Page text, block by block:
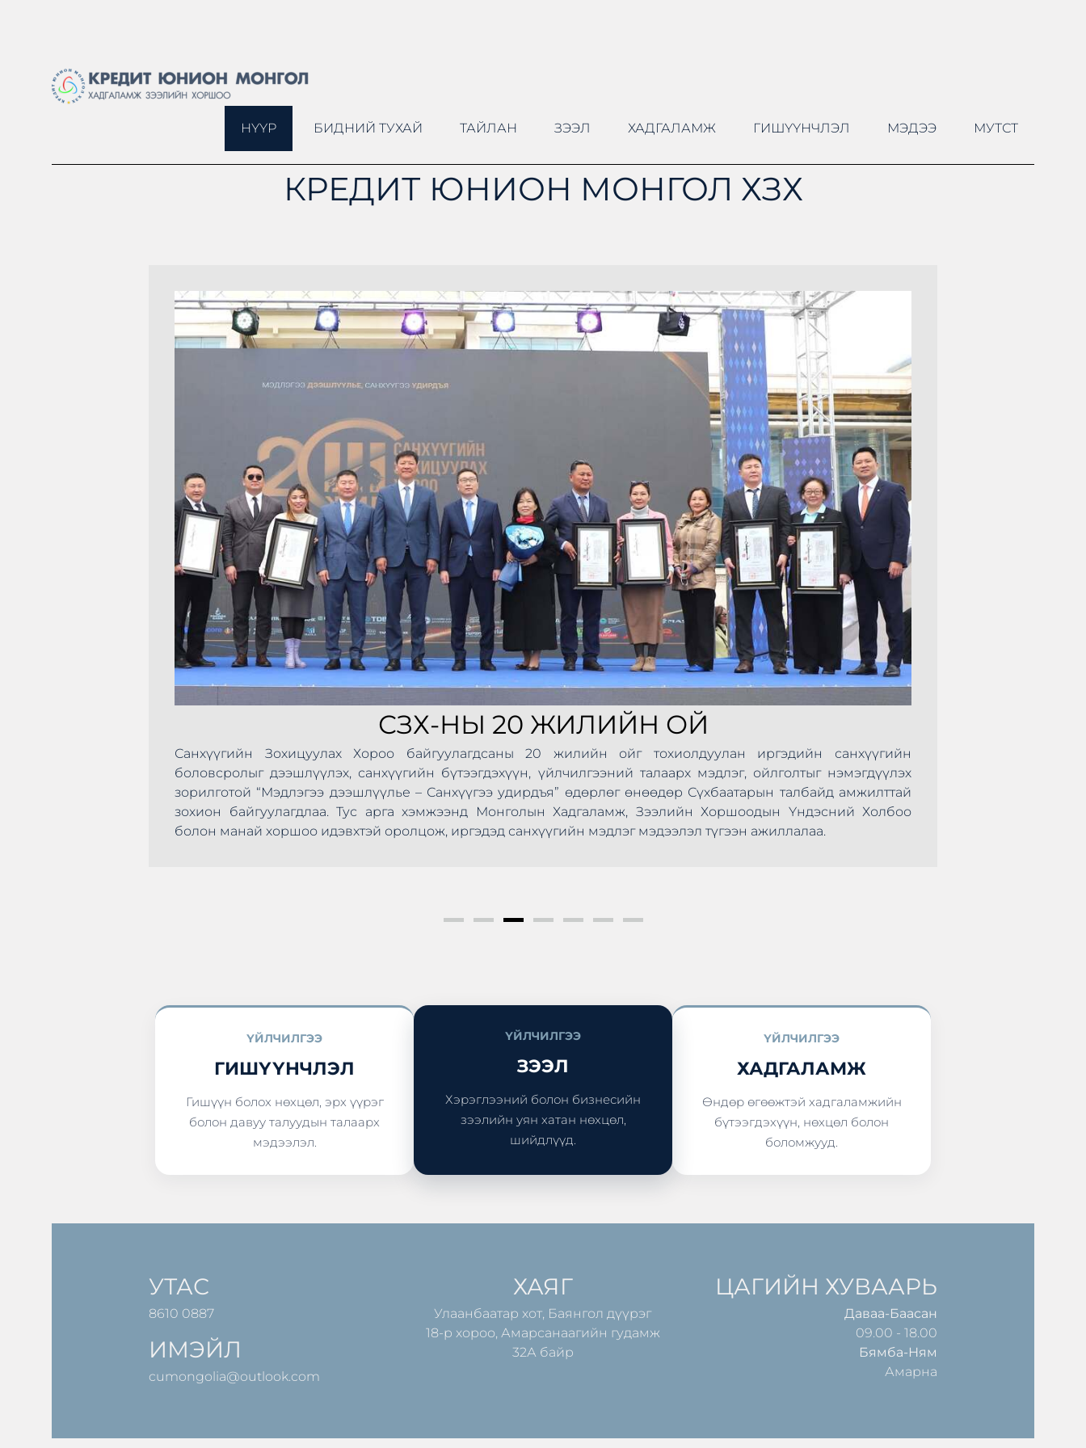
НҮҮР БИДНИЙ ТУХАЙ ТАЙЛАН ЗЭЭЛ ХАДГАЛАМЖ ГИШҮҮНЧЛЭЛ МЭДЭЭ МУТСТ
КРЕДИТ ЮНИОН МОНГОЛ ХЗХ
СЗХ-НЫ 20 ЖИЛИЙН ОЙ
Санхүүгийн Зохицуулах Хороо байгуулагдсаны 20 жилийн ойг тохиолдуулан иргэдийн санхүүгийн
боловсролыг дээшлүүлэх, санхүүгийн бүтээгдэхүүн, үйлчилгээний талаарх мэдлэг, ойлголтыг нэмэгдүүлэх
зорилготой “Мэдлэгээ дээшлүүлье – Санхүүгээ удирдъя” өдөрлөг өнөөдөр Сүхбаатарын талбайд амжилттай
зохион байгуулагдлаа. Тус арга хэмжээнд Монголын Хадгаламж, Зээлийн Хоршоодын Үндэсний Холбоо
болон манай хоршоо идэвхтэй оролцож, иргэдэд санхүүгийн мэдлэг мэдээлэл түгээн ажиллалаа.
ҮЙЛЧИЛГЭЭ
ГИШҮҮНЧЛЭЛ
Гишүүн болох нөхцөл, эрх үүрэг
болон давуу талуудын талаарх
мэдээлэл.
ҮЙЛЧИЛГЭЭ
ЗЭЭЛ
Хэрэглээний болон бизнесийн
зээлийн уян хатан нөхцөл,
шийдлүүд.
ҮЙЛЧИЛГЭЭ
ХАДГАЛАМЖ
Өндөр өгөөжтэй хадгаламжийн
бүтээгдэхүүн, нөхцөл болон
боломжууд.
УТАС
8610 0887
ИМЭЙЛ
cumongolia@outlook.com
ХАЯГ
Улаанбаатар хот, Баянгол дүүрэг
18-р хороо, Амарсанаагийн гудамж
32А байр
ЦАГИЙН ХУВААРЬ
Даваа-Баасан
09.00 - 18.00
Бямба-Ням
Амарна